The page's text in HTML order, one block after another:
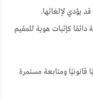
يؤدي لإلغائها.
دائمًا كإثبات هوية للمقيم
قانونيًا ومتابعة مستمرة